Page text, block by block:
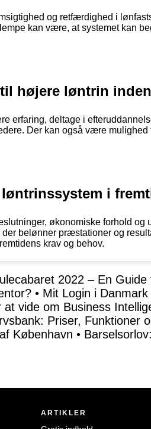
og retfærdighed i
kan være, at systemet kan
højere løntrin
erfaring, deltage i
Der kan også være
i
økonomiske forhold og
belønner præstationer og
krav og behov.
2022 – En
• Mit Login i Danmark
vide om Business
Priser, Funktioner
København •
ARTIKLER